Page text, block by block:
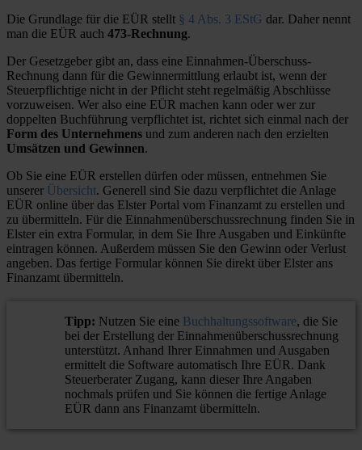
Die Grundlage für die EÜR stellt § 4 Abs. 3 EStG dar. Daher nennt
man die EÜR auch 473-Rechnung.
Der Gesetzgeber gibt an, dass eine Einnahmen-Überschuss-
Rechnung dann für die Gewinnermittlung erlaubt ist, wenn der
Steuerpflichtige nicht in der Pflicht steht regelmäßig Abschlüsse
vorzuweisen. Wer also eine EÜR machen kann oder wer zur
doppelten Buchführung verpflichtet ist, richtet sich einmal nach der
Form des Unternehmens und zum anderen nach den erzielten
Umsätzen und Gewinnen.
Ob Sie eine EÜR erstellen dürfen oder müssen, entnehmen Sie
unserer Übersicht. Generell sind Sie dazu verpflichtet die Anlage
EÜR online über das Elster Portal vom Finanzamt zu erstellen und
zu übermitteln. Für die Einnahmenüberschussrechnung finden Sie in
Elster ein extra Formular, in dem Sie Ihre Ausgaben und Einkünfte
eintragen können. Außerdem müssen Sie den Gewinn oder Verlust
angeben. Das fertige Formular können Sie direkt über Elster ans
Finanzamt übermitteln.
Tipp: Nutzen Sie eine Buchhaltungssoftware, die Sie
bei der Erstellung der Einnahmenüberschussrechnung
unterstützt. Anhand Ihrer Einnahmen und Ausgaben
ermittelt die Software automatisch Ihre EÜR. Dank
Steuerberater Zugang, kann dieser Ihre Angaben
nochmals prüfen und Sie können die fertige Anlage
EÜR dann ans Finanzamt übermitteln.